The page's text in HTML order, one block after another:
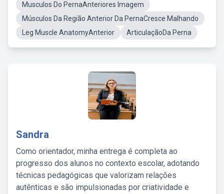
Musculos Do PernaAnteriores Imagem
Músculos Da Região Anterior Da PernaCresce Malhando
Leg Muscle AnatomyAnterior
ArticulaçãoDa Perna
Sandra
Como orientador, minha entrega é completa ao
progresso dos alunos no contexto escolar, adotando
técnicas pedagógicas que valorizam relações
autênticas e são impulsionadas por criatividade e